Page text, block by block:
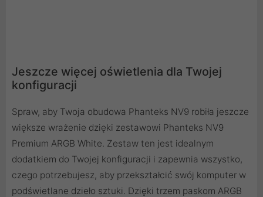
Jeszcze więcej oświetlenia dla Twojej
konfiguracji
Spraw, aby Twoja obudowa Phanteks NV9 robiła jeszcze
większe wrażenie dzięki zestawowi Phanteks NV9
Premium ARGB White. Zestaw ten jest idealnym
dodatkiem do Twojej konfiguracji i zapewnia wszystko,
czego potrzebujesz, aby przekształcić swój komputer w
podświetlane dzieło sztuki. Dzięki trzem paskom ARGB